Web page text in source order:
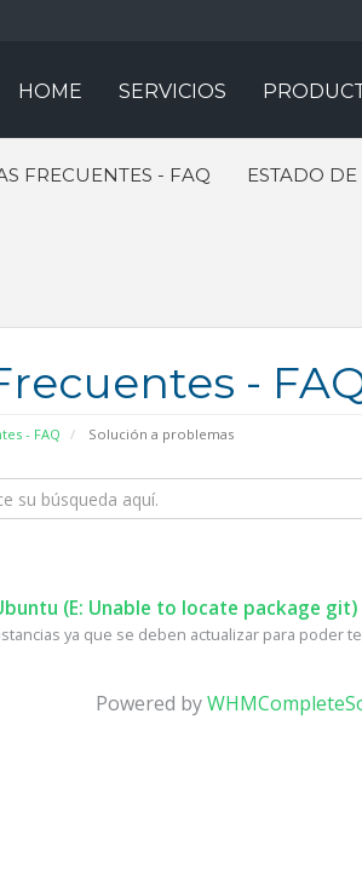
HOME SERVICIOS
FRECUENTES - FAQ ESTADO
-
- FAQ Solución a problemas
(E: Unable to locate package git)
ya que se deben actualizar para poder
Powered by